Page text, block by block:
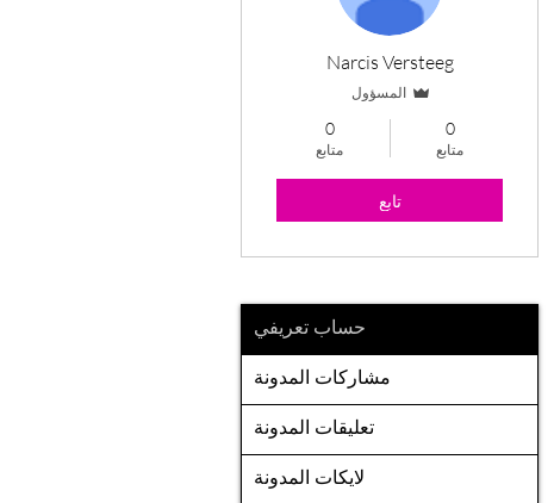
Narcis Versteeg
المسؤول
0
متابع
0
متابع
تابع
حساب تعريفي
مشاركات المدونة
تعليقات المدونة
لايكات المدونة